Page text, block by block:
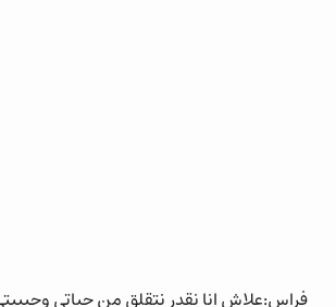
فراس:علاش انا نقدر نتقلق من حياتي